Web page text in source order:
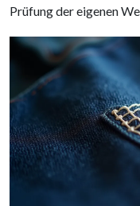
Prüfung der eigenen